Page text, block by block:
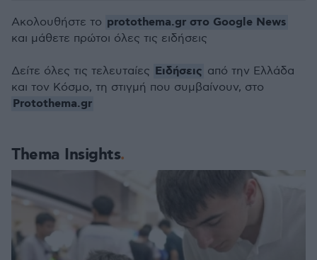
Thema Insights
Ακολουθήστε το protothema.gr στο Google News
και μάθετε πρώτοι όλες τις ειδήσεις
Δείτε όλες τις τελευταίες Ειδήσεις από την Ελλάδα
και τον Κόσμο, τη στιγμή που συμβαίνουν, στο
Protothema.gr